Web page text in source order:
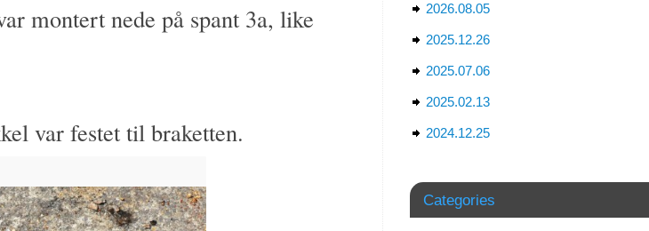
montert nede på spant 3a, like
var festet til braketten.
2026.08.05
2025.12.26
2025.07.06
2025.02.13
2024.12.25
Categories